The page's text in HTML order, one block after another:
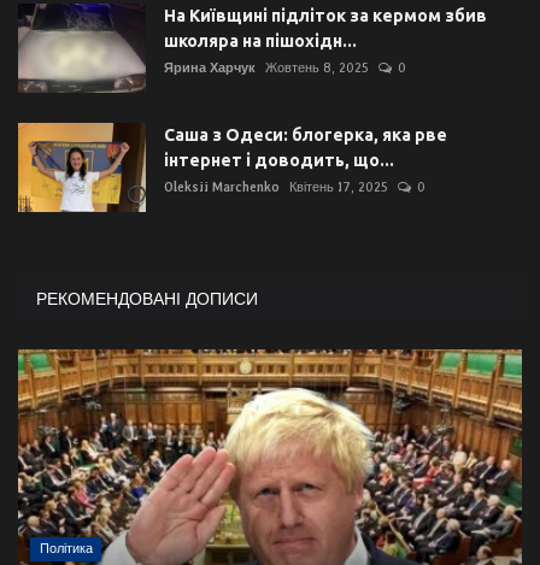
На Київщині підліток за кермом збив
школяра на пішохідн...
Ярина Харчук Жовтень 8, 2025 0
Саша з Одеси: блогерка, яка рве
інтернет і доводить, що...
Oleksii Marchenko Квітень 17, 2025 0
РЕКОМЕНДОВАНІ ДОПИСИ
Політика